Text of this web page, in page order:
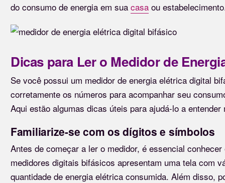
do consumo de energia em sua casa ou
Dicas para Ler o Medidor de
Se você possui um medidor de energia elétrica digital
corretamente os números para acompanhar seu
Aqui estão algumas dicas úteis para ajudá-lo a
Familiarize-se com os dígitos e símbolos
Antes de começar a ler o medidor, é essencial
medidores digitais bifásicos apresentam uma tela com
quantidade de energia elétrica consumida. Além disso,